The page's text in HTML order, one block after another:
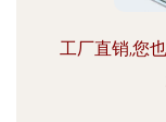
工厂直销,您